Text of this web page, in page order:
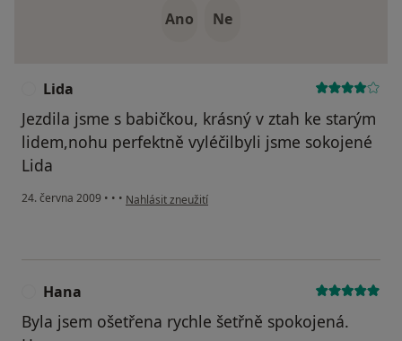
Ano Ne
Lida
Jezdila jsme s babičkou, krásný v ztah ke starým
lidem,nohu perfektně vyléčilbyli jsme sokojené
Lida
24. června 2009 • • • podle názoru uživatele Lida
Nahlásit zneužití
Hana
Byla jsem ošetřena rychle šetřně spokojená.